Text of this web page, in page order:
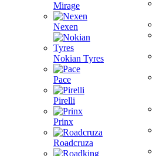
Mirage
Nexen
Nokian Tyres
Pace
Pirelli
Prinx
Roadcruza